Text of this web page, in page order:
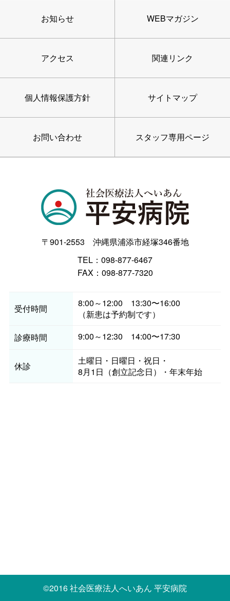
お知らせ WEBマガジン
アクセス 関連リンク
個人情報保護方針 サイトマップ
お問い合わせ スタッフ専用ページ
〒901-2553 沖縄県浦添市経塚346番地
TEL：098-877-6467
FAX：098-877-7320
受付時間
8:00～12:00 13:30〜16:00
（新患は予約制です）
診療時間
9:00～12:30 14:00〜17:30
休診 土曜日・日曜日・祝日 ・
8月1日（創立記念日）・年末年始
©2016 社会医療法人へいあん 平安病院